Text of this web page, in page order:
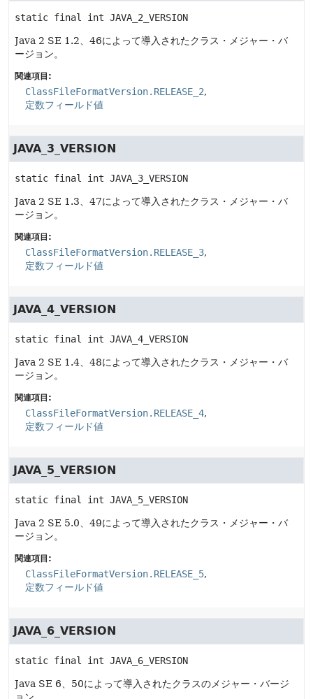
static final int JAVA_2_VERSION
Java 2 SE 1.2、46によって導入されたクラス・メジャー・バ
ージョン。
関連項目:
ClassFileFormatVersion.RELEASE_2
定数フィールド値
JAVA_3_VERSION
static final int JAVA_3_VERSION
Java 2 SE 1.3、47によって導入されたクラス・メジャー・バ
ージョン。
関連項目:
ClassFileFormatVersion.RELEASE_3
定数フィールド値
JAVA_4_VERSION
static final int JAVA_4_VERSION
Java 2 SE 1.4、48によって導入されたクラス・メジャー・バ
ージョン。
関連項目:
ClassFileFormatVersion.RELEASE_4
定数フィールド値
JAVA_5_VERSION
static final int JAVA_5_VERSION
Java 2 SE 5.0、49によって導入されたクラス・メジャー・バ
ージョン。
関連項目:
ClassFileFormatVersion.RELEASE_5
定数フィールド値
JAVA_6_VERSION
static final int JAVA_6_VERSION
Java SE 6、50によって導入されたクラスのメジャー・バージ